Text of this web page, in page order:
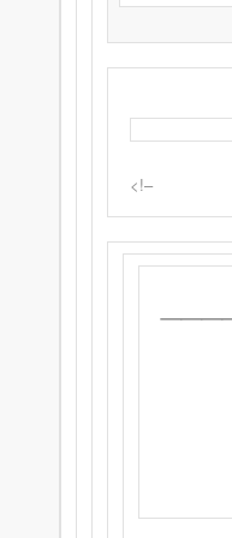
<!–